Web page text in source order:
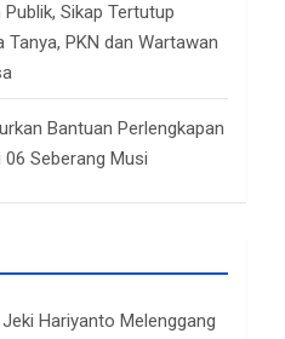
Sikap Tertutup
Tanya, PKN dan Wartawan
Bantuan Perlengkapan
Seberang Musi
Hariyanto Melenggang